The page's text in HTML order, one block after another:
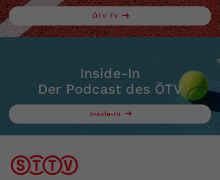
ÖTV TV
Inside-In
Der Podcast des ÖTV
Inside-In